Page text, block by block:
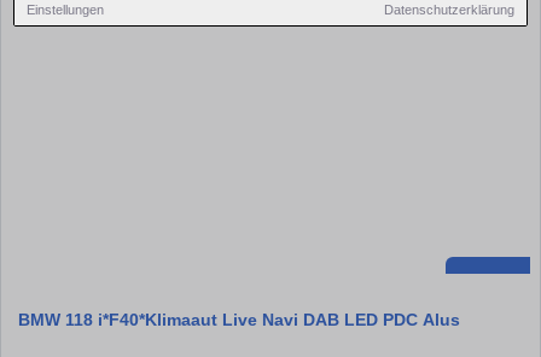
Einstellungen Datenschutzerklärung
BMW 118 i*F40*Klimaaut Live Navi DAB LED PDC Alus